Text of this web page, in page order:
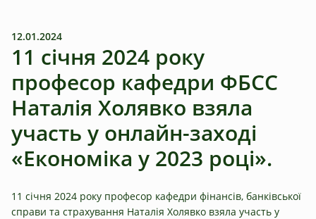
12.01.2024
11 січня 2024 року
професор кафедри ФБСС
Наталія Холявко взяла
участь у онлайн-заході
«Економіка у 2023 році».
11 січня 2024 року професор кафедри фінансів, банківської
справи та страхування Наталія Холявко взяла участь у